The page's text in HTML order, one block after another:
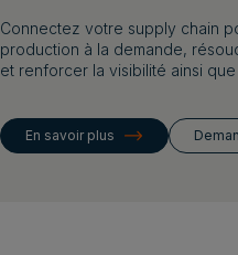
Société
Connectez votre supply chain
production à la demande,
et renforcer la visibilité ainsi
En savoir plus